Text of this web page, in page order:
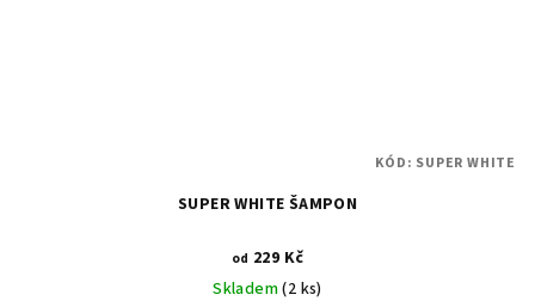
SUPER WHITE ŠAMPON
od 229 Kč
Skladem(2 ks)
KÓD: SUPER WHITE